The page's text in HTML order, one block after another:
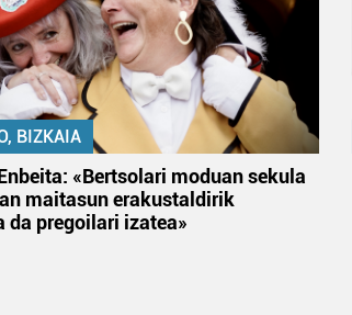
BIZKAIA
«Bertsolari moduan sekula
maitasun erakustaldirik
da pregoilari izatea»